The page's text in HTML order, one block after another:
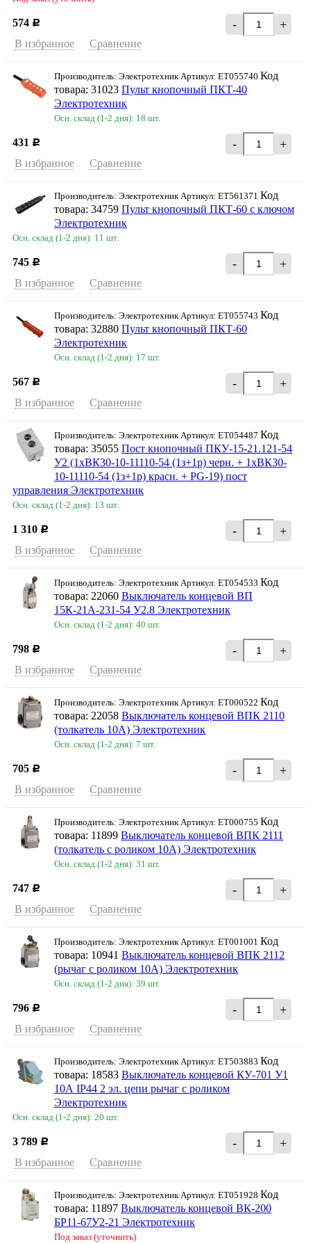
574 Р - +
В избранное Сравнение
Производитель: Электротехник Артикул: ET055740 Код
товара: 31023 Пульт кнопочный ПКТ-40
Электротехник
Осн. склад (1-2 дня): 18 шт.
431 Р - +
В избранное Сравнение
Производитель: Электротехник Артикул: ET561371 Код
товара: 34759 Пульт кнопочный ПКТ-60 с ключом
Электротехник
Осн. склад (1-2 дня): 11 шт.
745 Р - +
В избранное Сравнение
Производитель: Электротехник Артикул: ET055743 Код
товара: 32880 Пульт кнопочный ПКТ-60
Электротехник
Осн. склад (1-2 дня): 17 шт.
567 Р - +
В избранное Сравнение
Производитель: Электротехник Артикул: ET054487 Код
товара: 35055 Пост кнопочный ПКУ-15-21.121-54
У2 (1хВК30-10-11110-54 (1з+1р) черн. + 1хВК30-
10-11110-54 (1з+1р) красн. + PG-19) пост
управления Электротехник
Осн. склад (1-2 дня): 13 шт.
1 310 Р - +
В избранное Сравнение
Производитель: Электротехник Артикул: ET054533 Код
товара: 22060 Выключатель концевой ВП
15К-21А-231-54 У2.8 Электротехник
Осн. склад (1-2 дня): 40 шт.
798 Р - +
В избранное Сравнение
Производитель: Электротехник Артикул: ET000522 Код
товара: 22058 Выключатель концевой ВПК 2110
(толкатель 10A) Электротехник
Осн. склад (1-2 дня): 7 шт.
705 Р - +
В избранное Сравнение
Производитель: Электротехник Артикул: ET000755 Код
товара: 11899 Выключатель концевой ВПК 2111
(толкатель с роликом 10A) Электротехник
Осн. склад (1-2 дня): 31 шт.
747 Р - +
В избранное Сравнение
Производитель: Электротехник Артикул: ET001001 Код
товара: 10941 Выключатель концевой ВПК 2112
(рычаг с роликом 10A) Электротехник
Осн. склад (1-2 дня): 39 шт.
796 Р - +
В избранное Сравнение
Производитель: Электротехник Артикул: ET503883 Код
товара: 18583 Выключатель концевой КУ-701 У1
10А IP44 2 эл. цепи рычаг с роликом
Электротехник
Осн. склад (1-2 дня): 20 шт.
3 789 Р - +
В избранное Сравнение
Производитель: Электротехник Артикул: ET051928 Код
товара: 11897 Выключатель концевой ВК-200
БР11-67У2-21 Электротехник
Под заказ (уточнить)